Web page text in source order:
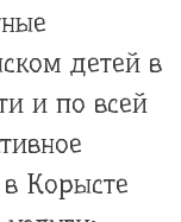
детей в
и по всей
в Корысте